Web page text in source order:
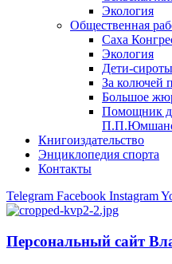
Экология
Общественная
Саха
Экология
Дети-сироты
За колючей
Большое
Помощник
Книгоиздательство
Энциклопедия спорта
Контакты
Telegram Facebook Instagram
Персональный сайт